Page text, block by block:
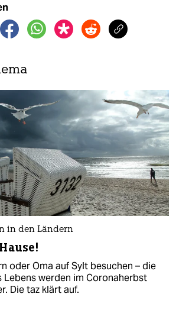
in den Ländern
oder Oma auf Sylt besuchen – die
Lebens werden im Coronaherbst
Die taz klärt auf.